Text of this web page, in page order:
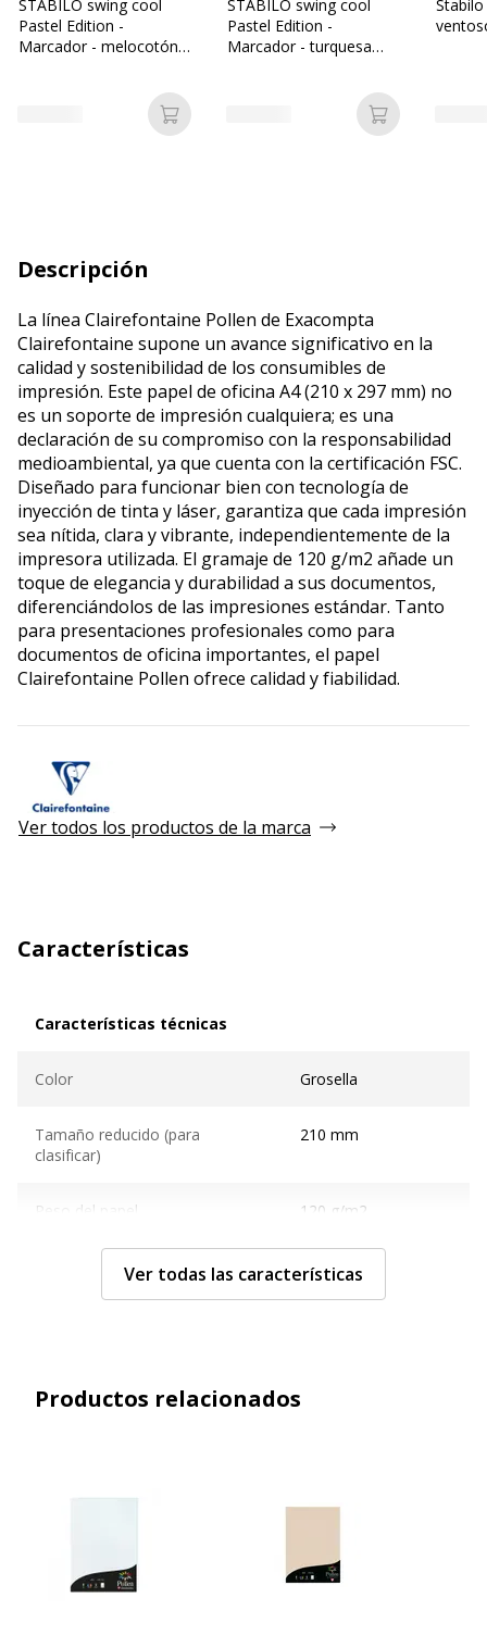
STABILO swing cool
Pastel Edition -
Marcador - melocotón
Añadir a la cesta
STABILO swing cool
Pastel Edition -
Marcador - turquesa
Añadir a la
Descripción
La línea Clairefontaine Pollen de Exacompta
Clairefontaine supone un avance significativo en la
calidad y sostenibilidad de los consumibles de
impresión. Este papel de oficina A4 (210 x 297 mm) no
es un soporte de impresión cualquiera; es una
declaración de su compromiso con la responsabilidad
medioambiental, ya que cuenta con la certificación FSC.
Diseñado para funcionar bien con tecnología de
inyección de tinta y láser, garantiza que cada impresión
sea nítida, clara y vibrante, independientemente de la
impresora utilizada. El gramaje de 120 g/m2 añade un
toque de elegancia y durabilidad a sus documentos,
diferenciándolos de las impresiones estándar. Tanto
para presentaciones profesionales como para
documentos de oficina importantes, el papel
Clairefontaine Pollen ofrece calidad y fiabilidad.
Ver todos los productos de la marca
Características
Características técnicas
Color Grosella
Tamaño reducido (para
clasificar)
210 mm
Peso del papel 120 g/m2
Tamaño de soporte A4 (21 x 29,7 cm)
Tecnología de impresión
Categoría de accesorio
Ver todas las características
Productos relacionados